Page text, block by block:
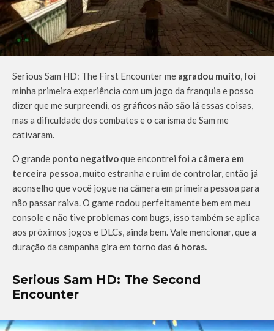
Serious Sam HD: The First Encounter me agradou muito, foi
minha primeira experiência com um jogo da franquia e posso
dizer que me surpreendi, os gráficos não são lá essas coisas,
mas a dificuldade dos combates e o carisma de Sam me
cativaram.
O grande ponto negativoque encontrei foi a câmera em
terceira pessoa,muito estranha e ruim de controlar, então já
aconselho que você jogue na câmera em primeira pessoa para
não passar raiva. O game rodou perfeitamente bem em meu
console e não tive problemas com bugs, isso também se aplica
aos próximos jogos e DLCs, ainda bem. Vale mencionar, que a
duração da campanha gira em torno das 6 horas.
Serious Sam HD: The Second
Encounter